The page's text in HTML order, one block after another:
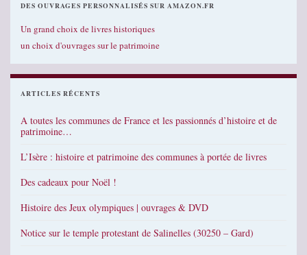
DES OUVRAGES PERSONNALISÉS SUR AMAZON.FR
Un grand choix de livres historiques
un choix d'ouvrages sur le patrimoine
ARTICLES RÉCENTS
A toutes les communes de France et les passionnés d’histoire et de
patrimoine…
L’Isère : histoire et patrimoine des communes à portée de livres
Des cadeaux pour Noël !
Histoire des Jeux olympiques | ouvrages & DVD
Notice sur le temple protestant de Salinelles (30250 – Gard)